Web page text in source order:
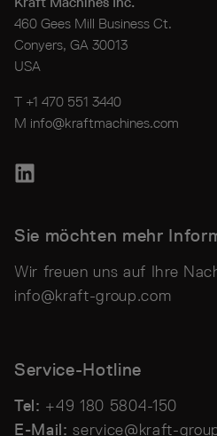
460 Gees Mill Business Ct.
Conyers, GA 30013
USA
T +1 470 551 3440
M info@kraftmachines.com
Sie möchten mehr
Wir freuen uns auf Ihre
info@kraft-group.com
Service-Hotline
Tel: +49 180 5804-150
E-Mail: service@kraft-